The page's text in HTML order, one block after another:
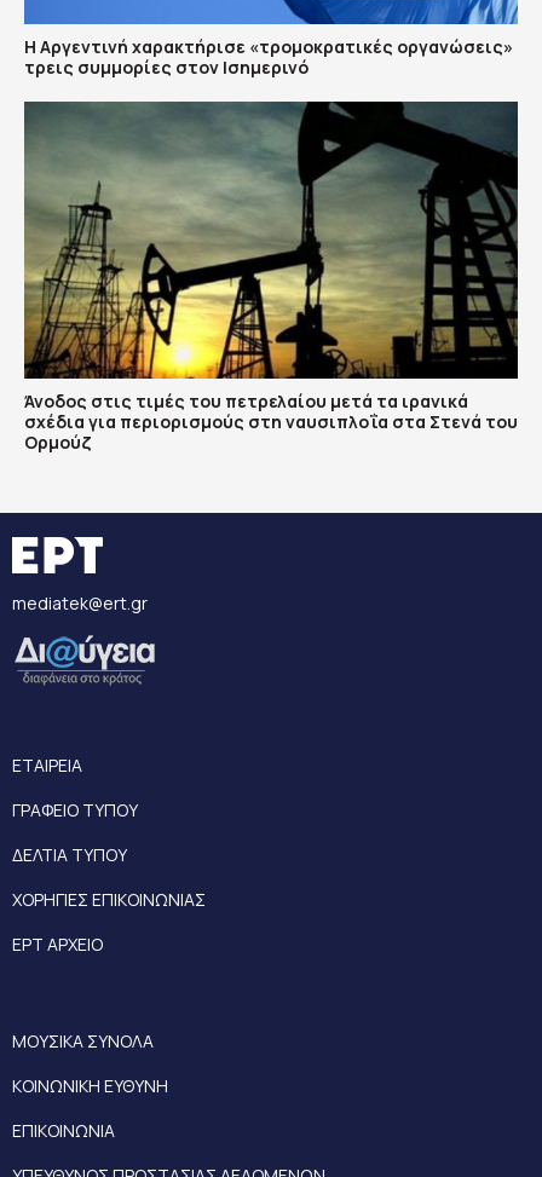
Η Αργεντινή χαρακτήρισε «τρομοκρατικές οργανώσεις»
τρεις συμμορίες στον Ισημερινό
Άνοδος στις τιμές του πετρελαίου μετά τα ιρανικά
σχέδια για περιορισμούς στη ναυσιπλοΐα στα Στενά του
Ορμούζ
mediatek@ert.gr
ΕΤΑΙΡΕΙΑ
ΓΡΑΦΕΙΟ ΤΥΠΟΥ
ΔΕΛΤΙΑ ΤΥΠΟΥ
ΧΟΡΗΓΙΕΣ ΕΠΙΚΟΙΝΩΝΙΑΣ
ΕΡΤ ΑΡΧΕΙΟ
ΜΟΥΣΙΚΑ ΣΥΝΟΛΑ
ΚΟΙΝΩΝΙΚΗ ΕΥΘΥΝΗ
ΕΠΙΚΟΙΝΩΝΙΑ